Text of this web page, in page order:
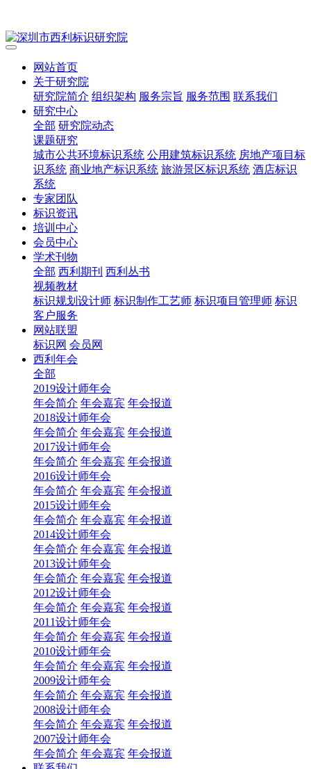
网站首页
关于研究院
研究院简介 组织架构 服务宗旨 服务范围 联系我们
研究中心
全部 研究院动态
课题研究
城市公共环境标识系统 公用建筑标识系统 房地产项目标
识系统 商业地产标识系统 旅游景区标识系统 酒店标识
系统
专家团队
标识资讯
培训中心
会员中心
学术刊物
全部 西利期刊 西利丛书
视频教材
标识规划设计师 标识制作工艺师 标识项目管理师 标识
客户服务
网站联盟
标识网 会员网
西利年会
全部
2019设计师年会
年会简介 年会嘉宾 年会报道
2018设计师年会
年会简介 年会嘉宾 年会报道
2017设计师年会
年会简介 年会嘉宾 年会报道
2016设计师年会
年会简介 年会嘉宾 年会报道
2015设计师年会
年会简介 年会嘉宾 年会报道
2014设计师年会
年会简介 年会嘉宾 年会报道
2013设计师年会
年会简介 年会嘉宾 年会报道
2012设计师年会
年会简介 年会嘉宾 年会报道
2011设计师年会
年会简介 年会嘉宾 年会报道
2010设计师年会
年会简介 年会嘉宾 年会报道
2009设计师年会
年会简介 年会嘉宾 年会报道
2008设计师年会
年会简介 年会嘉宾 年会报道
2007设计师年会
年会简介 年会嘉宾 年会报道